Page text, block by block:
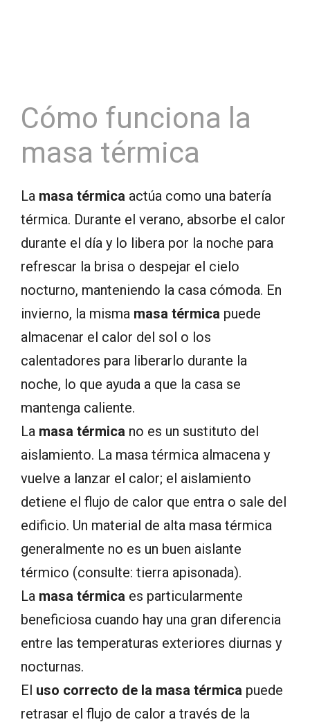
Cómo funciona la
masa térmica
La masa térmica actúa como una batería
térmica. Durante el verano, absorbe el calor
durante el día y lo libera por la noche para
refrescar la brisa o despejar el cielo
nocturno, manteniendo la casa cómoda. En
invierno, la misma masa térmica puede
almacenar el calor del sol o los
calentadores para liberarlo durante la
noche, lo que ayuda a que la casa se
mantenga caliente.
La masa térmica no es un sustituto del
aislamiento. La masa térmica almacena y
vuelve a lanzar el calor; el aislamiento
detiene el flujo de calor que entra o sale del
edificio. Un material de alta masa térmica
generalmente no es un buen aislante
térmico (consulte: tierra apisonada).
La masa térmica es particularmente
beneficiosa cuando hay una gran diferencia
entre las temperaturas exteriores diurnas y
nocturnas.
El uso correcto de la masa térmica puede
retrasar el flujo de calor a través de la